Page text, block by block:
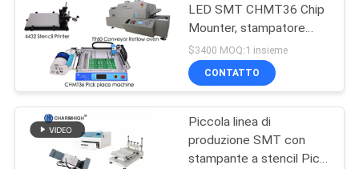
LINE
MAPPA
DEL
SITO
LED SMT CHMT36 Chip
Mounter, stampatore
dello stampino, forno
T960 di riflusso, per la
piccola fabbrica
$3400 MOQ:1 insieme
CONTATTO
Piccola linea di
produzione SMT con
stampante a stencil Pick